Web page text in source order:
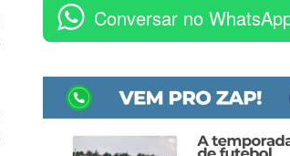
Conversar no